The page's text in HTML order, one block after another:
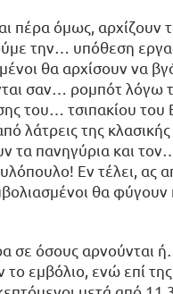
πέρα όμως, αρχίζουν
την… υπόθεση
θα αρχίσουν να
σαν… ρομπότ λόγω
του… τσιπακίου του
λάτρεις της
τα πανηγύρια και
Εν τέλει, ας
θα
σε όσους αρνούνται
το εμβόλιο, ενώ επί